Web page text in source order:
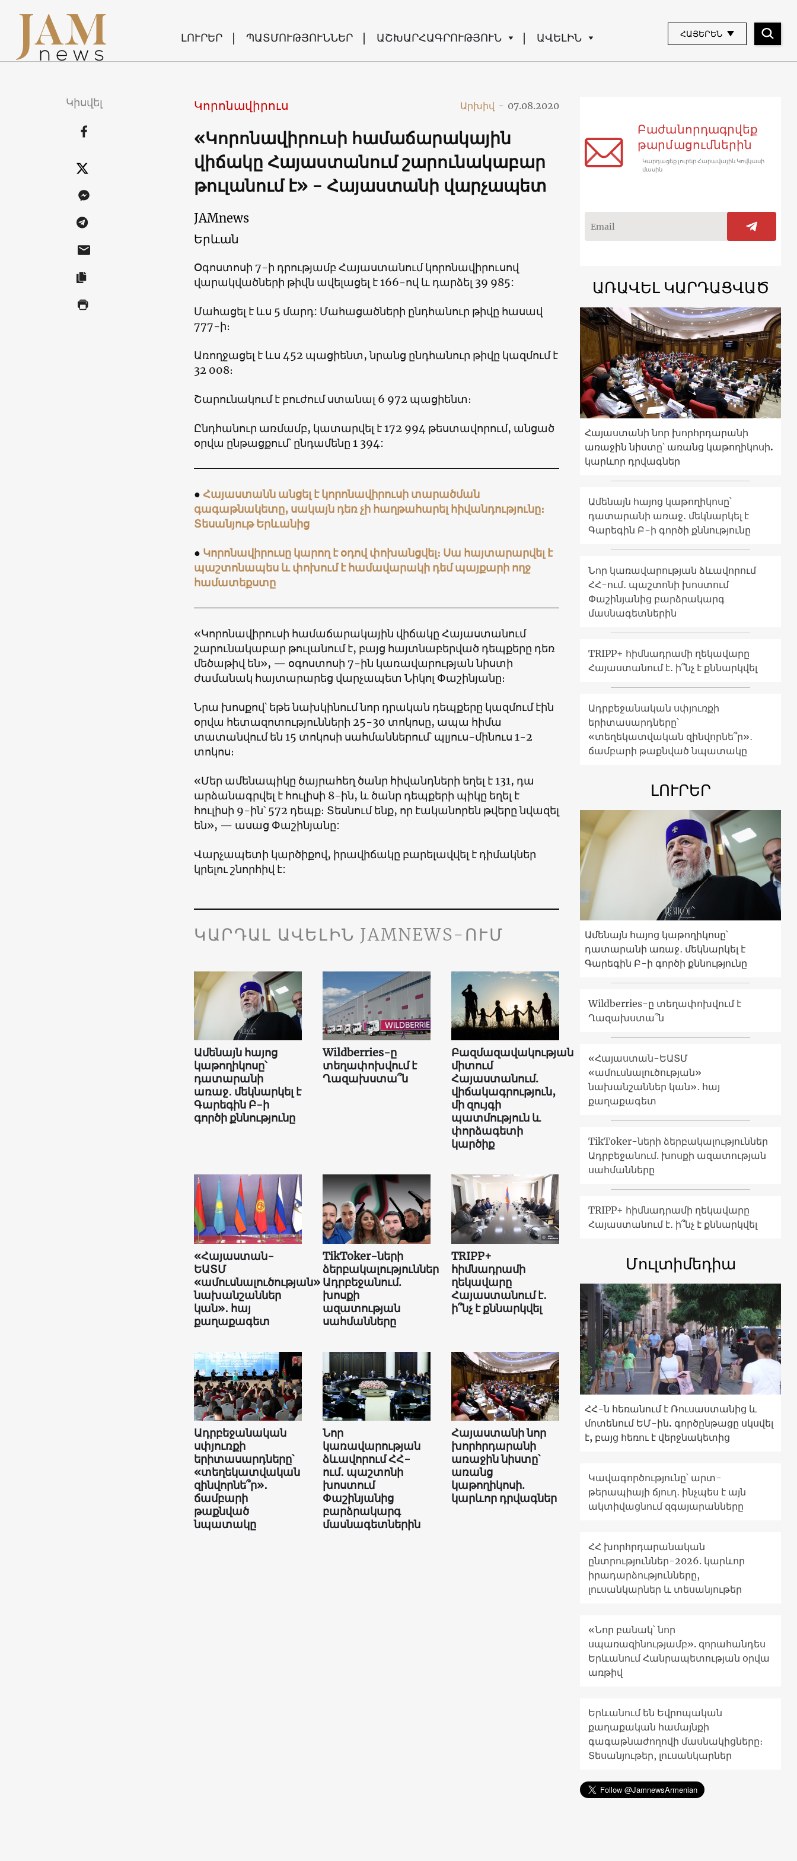
ԼՈՒՐԵՐ ՊԱՏՄՈՒԹՅՈՒՆՆԵՐ ԱՇԽԱՐՀԱԳՐՈՒԹՅՈՒՆ ԱՎԵԼԻՆ ՀԱՅԵՐԵՆ
Կիսվել Կորոնավիրուս Արխիվ - 07.08.2020
«Կորոնավիրուսի համաճարակային
վիճակը Հայաստանում շարունակաբար
թուլանում է» - Հայաստանի վարչապետ
JAMnews
Երևան
Օգոստոսի 7-ի դրությամբ Հայաստանում կորոնավիրուսով
վարակվածների թիվն ավելացել է 166-ով և դարձել 39 985:
Մահացել է ևս 5 մարդ: Մահացածների ընդհանուր թիվը հասավ
777-ի։
Առողջացել է ևս 452 պացիենտ, նրանց ընդհանուր թիվը կազմում է
32 008։
Շարունակում է բուժում ստանալ 6 972 պացիենտ։
Ընդհանուր առմամբ, կատարվել է 172 994 թեստավորում, անցած
օրվա ընթացքում՝ ընդամենը 1 394:
● Հայաստանն անցել է կորոնավիրուսի տարածման
գագաթնակետը, սակայն դեռ չի հաղթահարել հիվանդությունը։
Տեսանյութ Երևանից
● Կորոնավիրուսը կարող է օդով փոխանցվել։ Սա հայտարարվել է
պաշտոնապես և փոխում է համավարակի դեմ պայքարի ողջ
համատեքստը
«Կորոնավիրուսի համաճարակային վիճակը Հայաստանում
շարունակաբար թուլանում է, բայց հայտնաբերված դեպքերը դեռ
մեծաթիվ են», — օգոստոսի 7-ին կառավարության նիստի
ժամանակ հայտարարեց վարչապետ Նիկոլ Փաշինյանը։
Նրա խոսքով՝ եթե նախկինում նոր դրական դեպքերը կազմում էին
օրվա հետազոտությունների 25-30 տոկոսը, ապա հիմա
տատանվում են 15 տոկոսի սահմաններում՝ պլյուս-մինուս 1-2
տոկոս։
«Մեր ամենապիկը ծայրահեղ ծանր հիվանդների եղել է 131, դա
արձանագրվել է հուլիսի 8-ին, և ծանր դեպքերի պիկը եղել է
հուլիսի 9-ին՝ 572 դեպք։ Տեսնում ենք, որ էականորեն թվերը նվազել
են», — ասաց Փաշինյանը:
Վարչապետի կարծիքով, իրավիճակը բարելավվել է դիմակներ
կրելու շնորհիվ է:
ԿԱՐԴԱԼ ԱՎԵԼԻՆ JAMNEWS-ՈՒՄ
Ամենայն հայոց
կաթողիկոսը՝
դատարանի
առաջ․ մեկնարկել է
Գարեգին Բ-ի
գործի քննությունը
Wildberries-ը
տեղափոխվում է
Ղազախստա՞ն
Բազմազավակության
միտում
Հայաստանում.
վիճակագրություն,
մի զույգի
պատմություն և
փորձագետի
կարծիք
«Հայաստան-
ԵԱՏՄ
«ամուսնալուծության»
նախանշաններ
կան»․ հայ
քաղաքագետ
TikToker-ների
ձերբակալություններ
Ադրբեջանում.
խոսքի
ազատության
սահմանները
TRIPP+
հիմնադրամի
ղեկավարը
Հայաստանում է․
ի՞նչ է քննարկվել
Ադրբեջանական
սփյուռքի
երիտասարդները՝
«տեղեկատվական
զինվորնե՞ր»․
ճամբարի
թաքնված
նպատակը
Նոր
կառավարության
ձևավորում ՀՀ-
ում․ պաշտոնի
խոստում
Փաշինյանից
բարձրակարգ
մասնագետներին
Հայաստանի նոր
խորհրդարանի
առաջին նիստը՝
առանց
կաթողիկոսի.
կարևոր դրվագներ
Բաժանորդագրվեք
թարմացումներին
Կարդացեք լուրեր Հարավային Կովկասի
մասին
ԱՌԱՎԵԼ ԿԱՐԴԱՑՎԱԾ
Հայաստանի նոր խորհրդարանի
առաջին նիստը՝ առանց կաթողիկոսի.
կարևոր դրվագներ
Ամենայն հայոց կաթողիկոսը՝
դատարանի առաջ․ մեկնարկել է
Գարեգին Բ-ի գործի քննությունը
Նոր կառավարության ձևավորում
ՀՀ-ում․ պաշտոնի խոստում
Փաշինյանից բարձրակարգ
մասնագետներին
TRIPP+ հիմնադրամի ղեկավարը
Հայաստանում է․ ի՞նչ է քննարկվել
Ադրբեջանական սփյուռքի
երիտասարդները՝
«տեղեկատվական զինվորնե՞ր»․
ճամբարի թաքնված նպատակը
ԼՈՒՐԵՐ
Ամենայն հայոց կաթողիկոսը՝
դատարանի առաջ․ մեկնարկել է
Գարեգին Բ-ի գործի քննությունը
Wildberries-ը տեղափոխվում է
Ղազախստա՞ն
«Հայաստան-ԵԱՏՄ
«ամուսնալուծության»
նախանշաններ կան»․ հայ
քաղաքագետ
TikToker-ների ձերբակալություններ
Ադրբեջանում. խոսքի ազատության
սահմանները
TRIPP+ հիմնադրամի ղեկավարը
Հայաստանում է․ ի՞նչ է քննարկվել
Մուլտիմեդիա
ՀՀ-ն հեռանում է Ռուսաստանից և
մոտենում ԵՄ-ին. գործընթացը սկսվել
է, բայց հեռու է վերջնակետից
Կավագործությունը՝ արտ-
թերապիայի ճյուղ․ ինչպես է այն
ակտիվացնում զգայարանները
ՀՀ խորհրդարանական
ընտրություններ-2026. կարևոր
իրադարձությունները,
լուսանկարներ և տեսանյութեր
«Նոր բանակ՝ նոր
սպառազինությամբ». զորահանդես
Երևանում Հանրապետության օրվա
առթիվ
Երևանում են Եվրոպական
քաղաքական համայնքի
գագաթնաժողովի մասնակիցները։
Տեսանյութեր, լուսանկարներ